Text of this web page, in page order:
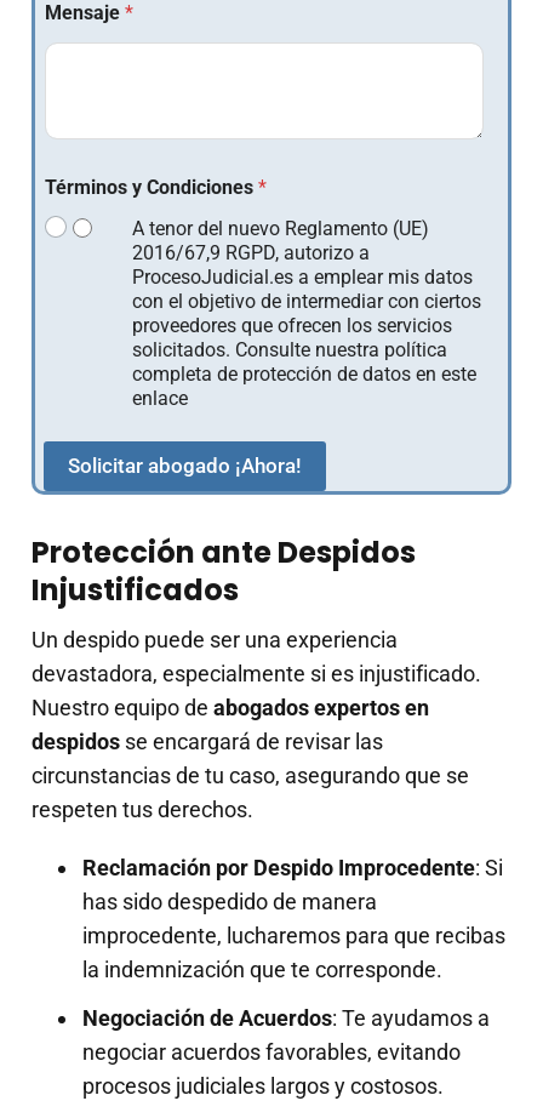
Mensaje *
Términos y Condiciones *
A tenor del nuevo Reglamento (UE)
2016/67,9 RGPD, autorizo a
ProcesoJudicial.es a emplear mis datos
con el objetivo de intermediar con ciertos
proveedores que ofrecen los servicios
solicitados. Consulte nuestra política
completa de protección de datos en este
enlace
Solicitar abogado ¡Ahora!
Protección ante Despidos
Injustificados
Un despido puede ser una experiencia
devastadora, especialmente si es injustificado.
Nuestro equipo de abogados expertos en
despidos se encargará de revisar las
circunstancias de tu caso, asegurando que se
respeten tus derechos.
Reclamación por Despido Improcedente: Si
has sido despedido de manera
improcedente, lucharemos para que recibas
la indemnización que te corresponde.
Negociación de Acuerdos: Te ayudamos a
negociar acuerdos favorables, evitando
procesos judiciales largos y costosos.